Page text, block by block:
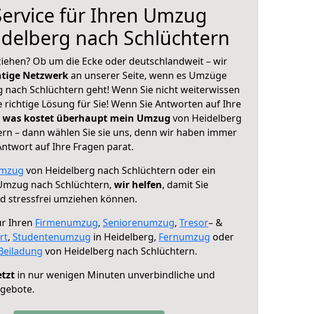
für Ihren Umzug
nach Schlüchtern
Ob um die Ecke oder deutschlandweit – wir
Netzwerkan unserer Seite, wenn es Umzüge
nach Schlüchtern geht! Wenn Sie nicht weiterwissen
richtige Lösung für Sie! Wenn Sie Antworten auf Ihre
was kostet überhaupt mein Umzug von Heidelberg
– dann wählen Sie sie uns, denn wir haben immer
auf Ihre Fragen parat.
von Heidelberg nach Schlüchtern oder ein
nach Schlüchtern, wir helfen, damit Sie
stressfrei umziehen können.
Ihren Firmenumzug, Seniorenumzug, Tresor– &
, Studentenumzug in Heidelberg, Fernumzug oder
von Heidelberg nach Schlüchtern.
in nur wenigen Minuten unverbindliche und